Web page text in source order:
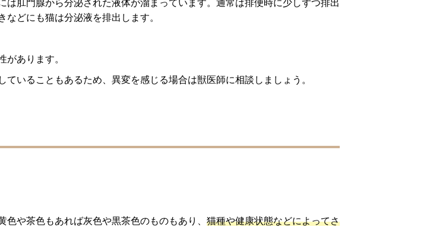
は肛門腺から分泌された液体が溜まっています。通常は排便時に少しずつ排出
どにも猫は分泌液を排出します。
があります。
いることもあるため、異変を感じる場合は獣医師に相談しましょう。
や茶色もあれば灰色や黒茶色のものもあり、 猫種や健康状態などによってさ